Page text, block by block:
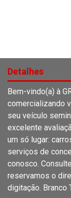
Detalhes
Bem-vindo(a) à
comercializando
seu veículo
excelente
um só lugar:
serviços de
conosco.
reservamos o
digitação. Branco